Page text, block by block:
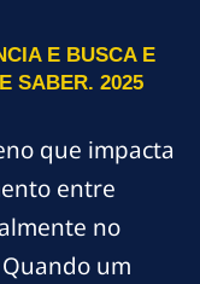
E BUSCA E
SABER. 2025
que impacta
entre
no
um